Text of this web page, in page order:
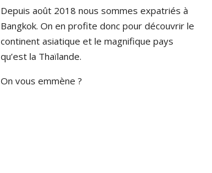
Depuis août 2018 nous sommes expatriés à
Bangkok. On en profite donc pour découvrir le
continent asiatique et le magnifique pays
qu’est la Thaïlande.
On vous emmène ?